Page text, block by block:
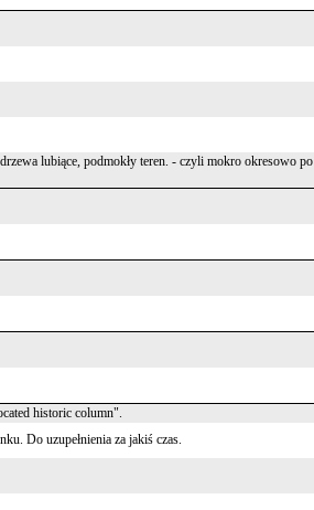
lubiące, podmokły teren. - czyli mokro okresowo po
historic column".
Do uzupełnienia za jakiś czas.